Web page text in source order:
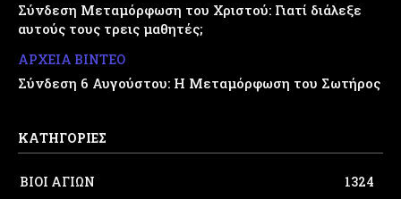
Σύνδεση Μεταμόρφωση του Χριστού: Γιατί διάλεξε
αυτούς τους τρεις μαθητές;
ΑΡΧΕΙΑ ΒΙΝΤΕΟ
Σύνδεση 6 Αυγούστου: Η Μεταμόρφωση του Σωτήρος
ΚΑΤΗΓΟΡΙΕΣ
ΒΙΟΙ ΑΓΙΩΝ
1324